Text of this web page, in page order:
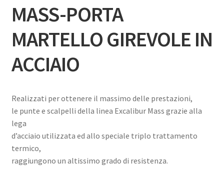
MASS-PORTA
MARTELLO GIREVOLE IN
ACCIAIO
Realizzati per ottenere il massimo delle prestazioni,
le punte e scalpelli della linea Excalibur Mass grazie alla
lega
d’acciaio utilizzata ed allo speciale triplo trattamento
termico,
raggiungono un altissimo grado di resistenza.